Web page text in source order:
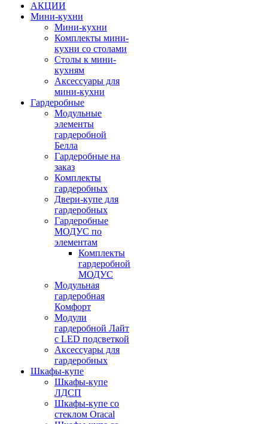
АКЦИИ
Мини-кухни
Мини-кухни
Комплекты мини-
кухни со столами
Столы к мини-
кухням
Аксессуары для
мини-кухни
Гардеробные
Модульные
элементы
гардеробной
Белла
Гардеробные на
заказ
Комплекты
гардеробных
Двери-купе для
гардеробных
Гардеробные
МОДУС по
элементам
Комплекты
гардеробной
МОДУС
Модульная
гардеробная
Комфорт
Модули
гардеробной Лайт
с LED подсветкой
Аксессуары для
гардеробных
Шкафы-купе
Шкафы-купе
ЛДСП
Шкафы-купе со
стеклом Oracal